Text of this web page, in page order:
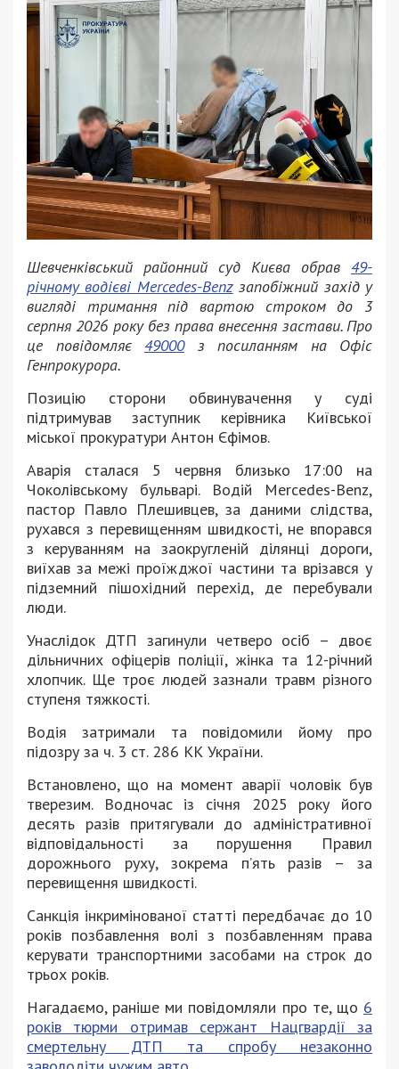
Шевченківський районний суд Києва обрав 49-
річному водієві Mercedes-Benzзапобіжний захід у
вигляді тримання під вартою строком до 3
серпня 2026 року без права внесення застави. Про
це повідомляє 49000з посиланням на Офіс
Генпрокурора.
Позицію сторони обвинувачення у суді
підтримував заступник керівника Київської
міської прокуратури Антон Єфімов.
Аварія сталася 5 червня близько 17:00 на
Чоколівському бульварі. Водій Mercedes-Benz,
пастор Павло Плешивцев, за даними слідства,
рухався з перевищенням швидкості, не впорався
з керуванням на заокругленій ділянці дороги,
виїхав за межі проїжджої частини та врізався у
підземний пішохідний перехід, де перебували
люди.
Унаслідок ДТП загинули четверо осіб – двоє
дільничних офіцерів поліції, жінка та 12-річний
хлопчик. Ще троє людей зазнали травм різного
ступеня тяжкості.
Водія затримали та повідомили йому про
підозру за ч. 3 ст. 286 КК України.
Встановлено, що на момент аварії чоловік був
тверезим. Водночас із січня 2025 року його
десять разів притягували до адміністративної
відповідальності за порушення Правил
дорожнього руху, зокрема п’ять разів – за
перевищення швидкості.
Санкція інкримінованої статті передбачає до 10
років позбавлення волі з позбавленням права
керувати транспортними засобами на строк до
трьох років.
Нагадаємо, раніше ми повідомляли про те, що 6
років тюрми отримав сержант Нацгвардії за
смертельну ДТП та спробу незаконно